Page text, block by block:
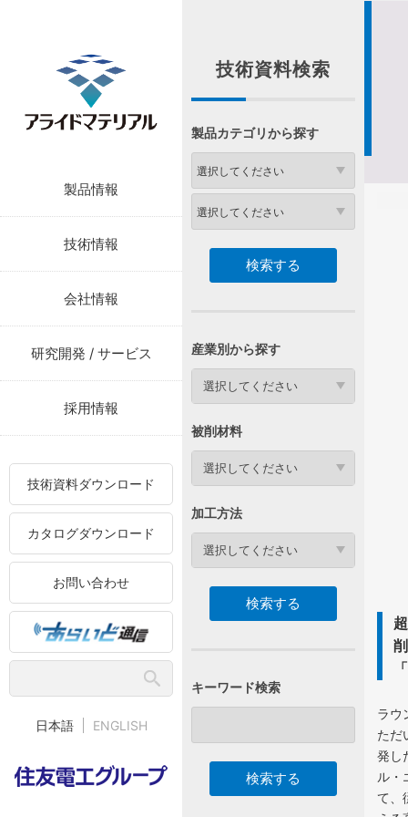
製品情報
技術情報
会社情報
研究開発 / サービス
採用情報
技術資料ダウンロード
カタログダウンロード
お問い合わせ
日本語 ENGLISH
ラウ
ただ
発し
ル・
て、
技術資料検索
製品カテゴリから探す
産業別から探す
選択してください
被削材料
選択してください
加工方法
選択してください
キーワード検索